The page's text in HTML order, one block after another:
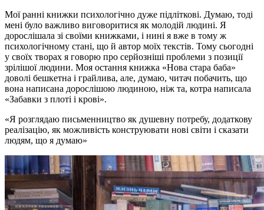
Мої ранні книжки психологічно дуже підліткові. Думаю, тоді
мені було важливо виговоритися як молодій людині. Я
дорослішала зі своїми книжками, і нині я вже в тому ж
психологічному стані, що й автор моїх текстів. Тому сьогодні
у своїх творах я говорю про серйозніші проблеми з позиції
зрілішої людини. Моя остання книжка «Нова стара баба»
доволі бешкетна і грайлива, але, думаю, читач побачить, що
вона написана дорослішою людиною, ніж та, котра написала
«Забавки з плоті і крові».
Я розглядаю письменництво як душевну потребу, додаткову
реалізацію, як можливість конструювати нові світи і сказати
людям, що я думаю